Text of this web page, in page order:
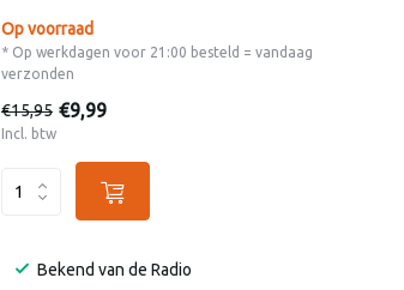
Op voorraad
* Op werkdagen voor 21:00 besteld = vandaag
verzonden
€15,95 €9,99
Incl. btw
Bekend van de Radio